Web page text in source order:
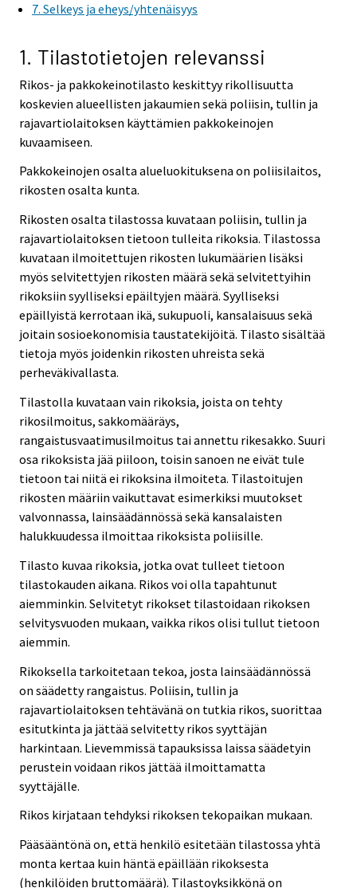
7. Selkeys ja eheys/yhtenäisyys
1. Tilastotietojen relevanssi
Rikos- ja pakkokeinotilasto keskittyy rikollisuutta
koskevien alueellisten jakaumien sekä poliisin, tullin ja
rajavartiolaitoksen käyttämien pakkokeinojen
kuvaamiseen.
Pakkokeinojen osalta alueluokituksena on poliisilaitos,
rikosten osalta kunta.
Rikosten osalta tilastossa kuvataan poliisin, tullin ja
rajavartiolaitoksen tietoon tulleita rikoksia. Tilastossa
kuvataan ilmoitettujen rikosten lukumäärien lisäksi
myös selvitettyjen rikosten määrä sekä selvitettyihin
rikoksiin syylliseksi epäiltyjen määrä. Syylliseksi
epäillyistä kerrotaan ikä, sukupuoli, kansalaisuus sekä
joitain sosioekonomisia taustatekijöitä. Tilasto sisältää
tietoja myös joidenkin rikosten uhreista sekä
perheväkivallasta.
Tilastolla kuvataan vain rikoksia, joista on tehty
rikosilmoitus, sakkomääräys,
rangaistusvaatimusilmoitus tai annettu rikesakko. Suuri
osa rikoksista jää piiloon, toisin sanoen ne eivät tule
tietoon tai niitä ei rikoksina ilmoiteta. Tilastoitujen
rikosten määriin vaikuttavat esimerkiksi muutokset
valvonnassa, lainsäädännössä sekä kansalaisten
halukkuudessa ilmoittaa rikoksista poliisille.
Tilasto kuvaa rikoksia, jotka ovat tulleet tietoon
tilastokauden aikana. Rikos voi olla tapahtunut
aiemminkin. Selvitetyt rikokset tilastoidaan rikoksen
selvitysvuoden mukaan, vaikka rikos olisi tullut tietoon
aiemmin.
Rikoksella tarkoitetaan tekoa, josta lainsäädännössä
on säädetty rangaistus. Poliisin, tullin ja
rajavartiolaitoksen tehtävänä on tutkia rikos, suorittaa
esitutkinta ja jättää selvitetty rikos syyttäjän
harkintaan. Lievemmissä tapauksissa laissa säädetyin
perustein voidaan rikos jättää ilmoittamatta
syyttäjälle.
Rikos kirjataan tehdyksi rikoksen tekopaikan mukaan.
Pääsääntönä on, että henkilö esitetään tilastossa yhtä
monta kertaa kuin häntä epäillään rikoksesta
(henkilöiden bruttomäärä). Tilastoyksikkönä on